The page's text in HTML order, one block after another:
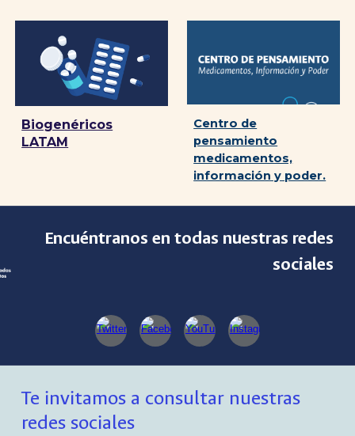
Biogenéricos
LATAM
Centro de
pensamiento
medicamentos,
información y poder.
Encuéntranos en todas nuestras redes
sociales
Te invitamos a consultar nuestras
redes sociales